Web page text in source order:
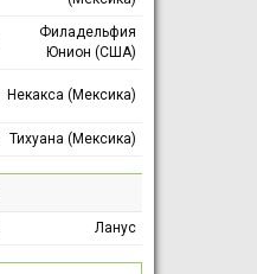
Филадельфия
Юнион (США)
Некакса (Мексика)
Тихуана (Мексика)
Ланус